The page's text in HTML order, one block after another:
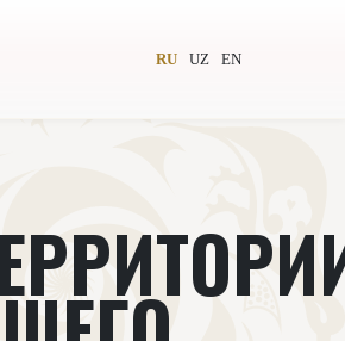
RU UZ EN
Всемирное общество